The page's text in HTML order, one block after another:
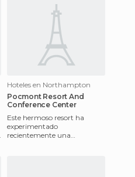
Hoteles en Northampton
Pocmont Resort And
Conference Center
Este hermoso resort ha
experimentado
recientemente una